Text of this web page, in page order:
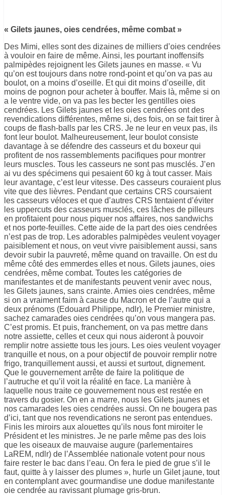
« Gilets jaunes, oies cendrées, même combat »
Des Mimi, elles sont des dizaines de milliers d’oies cendrées
à vouloir en faire de même. Ainsi, les pourtant inoffensifs
palmipèdes rejoignent les Gilets jaunes en masse. « Vu
qu’on est toujours dans notre rond-point et qu’on va pas au
boulot, on a moins d’oseille. Et qui dit moins d’oseille, dit
moins de pognon pour acheter à bouffer. Mais là, même si on
a le ventre vide, on va pas les becter les gentilles oies
cendrées. Les Gilets jaunes et les oies cendrées ont des
revendications différentes, même si, des fois, on se fait tirer à
coups de flash-balls par les CRS. Je ne leur en veux pas, ils
font leur boulot. Malheureusement, leur boulot consiste
davantage à se défendre des casseurs et du boxeur qui
profitent de nos rassemblements pacifiques pour montrer
leurs muscles. Tous les casseurs ne sont pas musclés. J’en
ai vu des spécimens qui pesaient 60 kg à tout casser. Mais
leur avantage, c’est leur vitesse. Des casseurs couraient plus
vite que des lièvres. Pendant que certains CRS coursaient
les casseurs véloces et que d’autres CRS tentaient d’éviter
les uppercuts des casseurs musclés, ces lâches de pilleurs
en profitaient pour nous piquer nos affaires, nos sandwichs
et nos porte-feuilles. Cette aide de la part des oies cendrées
n’est pas de trop. Les adorables palmipèdes veulent voyager
paisiblement et nous, on veut vivre paisiblement aussi, sans
devoir subir la pauvreté, même quand on travaille. On est du
même côté des emmerdes elles et nous. Gilets jaunes, oies
cendrées, même combat. Toutes les catégories de
manifestantes et de manifestants peuvent venir avec nous,
les Gilets jaunes, sans crainte. Amies oies cendrées, même
si on a vraiment faim à cause du Macron et de l’autre qui a
deux prénoms (Edouard Philippe, ndlr), le Premier ministre,
sachez camarades oies cendrées qu’on vous mangera pas.
C’est promis. Et puis, franchement, on va pas mettre dans
notre assiette, celles et ceux qui nous aideront à pouvoir
remplir notre assiette tous les jours. Les oies veulent voyager
tranquille et nous, on a pour objectif de pouvoir remplir notre
frigo, tranquillement aussi, et aussi et surtout, dignement.
Que le gouvernement arrête de faire la politique de
l’autruche et qu’il voit la réalité en face. La manière à
laquelle nous traite ce gouvernement nous est restée en
travers du gosier. On en a marre, nous les Gilets jaunes et
nos camarades les oies cendrées aussi. On ne bougera pas
d’ici, tant que nos revendications ne seront pas entendues.
Finis les miroirs aux alouettes qu’ils nous font miroiter le
Président et les ministres. Je ne parle même pas des lois
que les oiseaux de mauvaise augure (parlementaires
LaREM, ndlr) de l’Assemblée nationale votent pour nous
faire rester le bac dans l’eau. On fera le pied de grue s’il le
faut, quitte à y laisser des plumes », hurle un Gilet jaune, tout
en contemplant avec gourmandise une dodue manifestante
oie cendrée au ravissant plumage gris-brun.